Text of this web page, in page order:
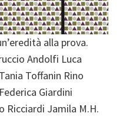
alla prova.
Andolfi Luca
Toffanin Rino
Giardini
Ricciardi Jamila M.H.